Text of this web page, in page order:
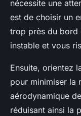
nécessite une
est de choisir un
trop près du bord
instable et vous
Ensuite, orientez
pour minimiser la
aérodynamique
réduisant ainsi la